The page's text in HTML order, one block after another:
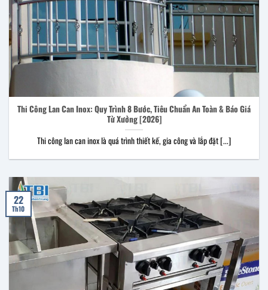
Thi Công Lan Can Inox: Quy Trình 8 Bước, Tiêu Chuẩn An Toàn & Báo Giá
Từ Xưởng [2026]
Thi công lan can inox là quá trình thiết kế, gia công và lắp đặt [...]
22
Th10